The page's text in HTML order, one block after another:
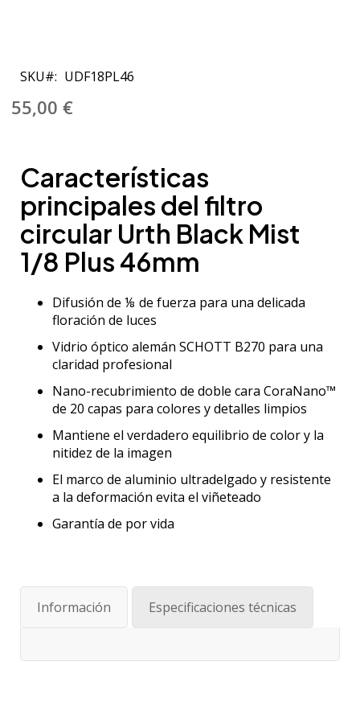
comienzo
de
la
imágenes
SKU UDF18PL46
55,00 €
Características
principales del filtro
circular Urth Black Mist
1/8 Plus 46mm
Difusión de ⅛ de fuerza para una delicada
floración de luces
Vidrio óptico alemán SCHOTT B270 para una
claridad profesional
Nano-recubrimiento de doble cara CoraNano™
de 20 capas para colores y detalles limpios
Mantiene el verdadero equilibrio de color y la
nitidez de la imagen
El marco de aluminio ultradelgado y resistente
a la deformación evita el viñeteado
Garantía de por vida
Información Especificaciones técnicas